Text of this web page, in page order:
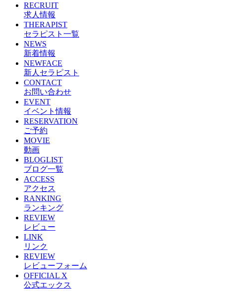
RECRUIT
求人情報
THERAPIST
セラピスト一覧
NEWS
新着情報
NEWFACE
新人セラピスト
CONTACT
お問い合わせ
EVENT
イベント情報
RESERVATION
ご予約
MOVIE
動画
BLOGLIST
ブログ一覧
ACCESS
アクセス
RANKING
ランキング
REVIEW
レビュー
LINK
リンク
REVIEW
レビューフォーム
OFFICIAL X
公式エックス